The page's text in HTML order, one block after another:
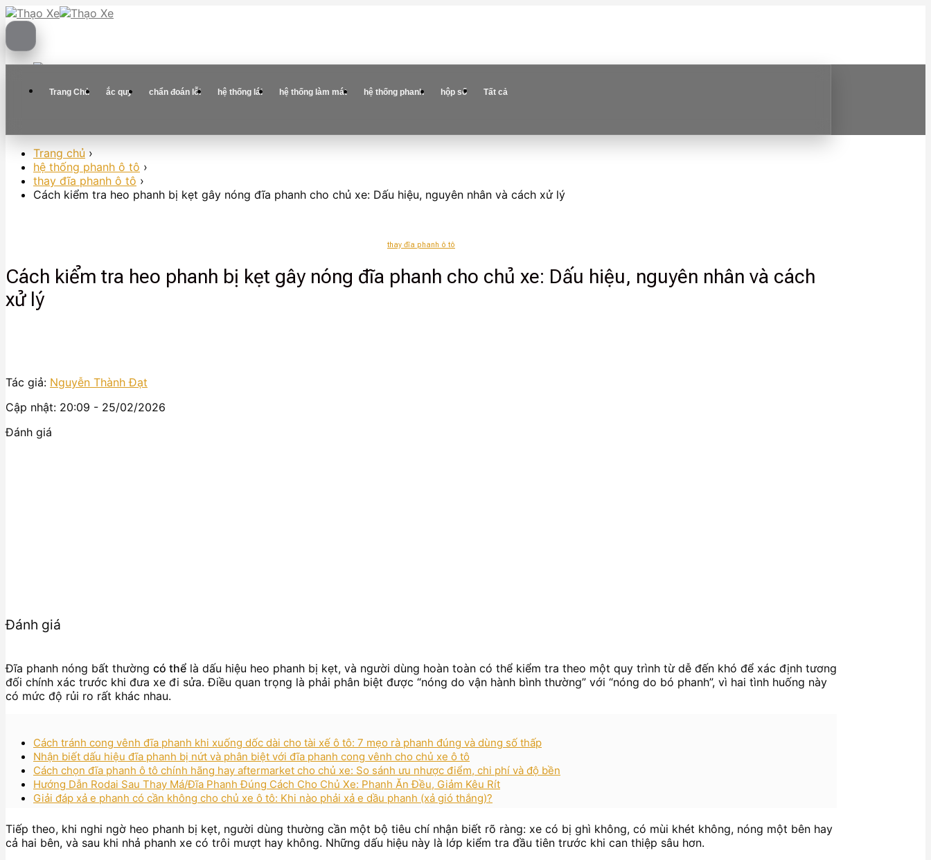
Skip
to
Trang Chủ ắc quy chẩn đoán lỗi hệ thống lái hệ thống làm mát hệ thống phanh hộp số Tất cả
Trang chủ ›
hệ thống phanh ô tô ›
thay đĩa phanh ô tô ›
Cách kiểm tra heo phanh bị kẹt gây nóng đĩa phanh cho chủ xe: Dấu hiệu, nguyên nhân và cách xử lý
thay đĩa phanh ô tô
Cách kiểm tra heo phanh bị kẹt gây nóng đĩa phanh cho chủ xe: Dấu hiệu, nguyên nhân và cách
xử lý
Tác giả: Nguyễn Thành Đạt
Cập nhật: 20:09 - 25/02/2026
Đánh giá
Đánh giá
Đĩa phanh nóng bất thường có thể là dấu hiệu heo phanh bị kẹt, và người dùng hoàn toàn có thể kiểm tra theo một quy trình từ dễ đến khó để xác định tương
đối chính xác trước khi đưa xe đi sửa. Điều quan trọng là phải phân biệt được “nóng do vận hành bình thường” với “nóng do bó phanh”, vì hai tình huống này
có mức độ rủi ro rất khác nhau.
Cách tránh cong vênh đĩa phanh khi xuống dốc dài cho tài xế ô tô: 7 mẹo rà phanh đúng và dùng số thấp
Nhận biết dấu hiệu đĩa phanh bị nứt và phân biệt với đĩa phanh cong vênh cho chủ xe ô tô
Cách chọn đĩa phanh ô tô chính hãng hay aftermarket cho chủ xe: So sánh ưu nhược điểm, chi phí và độ bền
Hướng Dẫn Rodai Sau Thay Má/Đĩa Phanh Đúng Cách Cho Chủ Xe: Phanh Ăn Đều, Giảm Kêu Rít
Giải đáp xả e phanh có cần không cho chủ xe ô tô: Khi nào phải xả e dầu phanh (xả gió thắng)?
Tiếp theo, khi nghi ngờ heo phanh bị kẹt, người dùng thường cần một bộ tiêu chí nhận biết rõ ràng: xe có bị ghì không, có mùi khét không, nóng một bên hay
cả hai bên, và sau khi nhả phanh xe có trôi mượt hay không. Những dấu hiệu này là lớp kiểm tra đầu tiên trước khi can thiệp sâu hơn.